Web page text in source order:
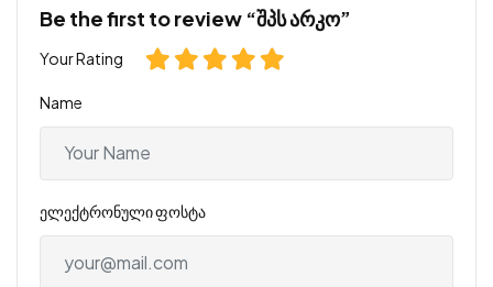
Be the first to review “შპს არკო”
Your Rating
Name
ელექტრონული ფოსტა